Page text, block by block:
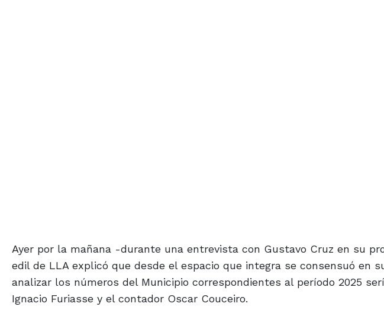
Ayer por la mañana -durante una entrevista con Gustavo Cruz en su
edil de LLA explicó que desde el espacio que integra se consensuó en
analizar los números del Municipio correspondientes al período 2025